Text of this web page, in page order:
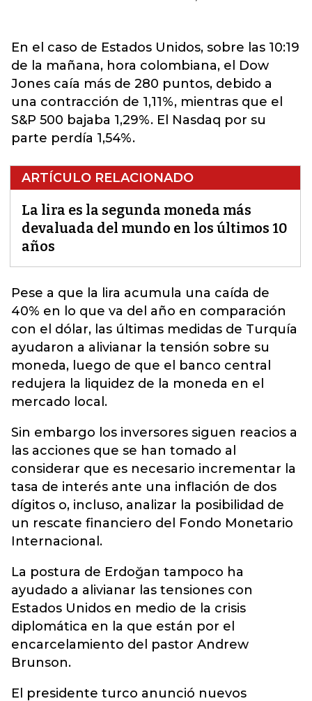
En el caso de Estados Unidos, sobre las 10:19
de la mañana, hora colombiana, el Dow
Jones caía más de 280 puntos, debido a
una contracción de 1,11%, mientras que el
S&P 500 bajaba 1,29%. El Nasdaq por su
parte perdía 1,54%.
ARTÍCULO RELACIONADO
La lira es la segunda moneda más
devaluada del mundo en los últimos 10
años
Pese a que la lira acumula una caída de
40% en lo que va del año en comparación
con el dólar, las últimas medidas de Turquía
ayudaron a alivianar la tensión sobre su
moneda, luego de que el banco central
redujera la liquidez de la moneda en el
mercado local.
Sin embargo los inversores siguen reacios a
las acciones que se han tomado al
considerar que es necesario incrementar la
tasa de interés ante una inflación de dos
dígitos o, incluso, analizar la posibilidad de
un rescate financiero del Fondo Monetario
Internacional.
La postura de Erdoğan tampoco ha
ayudado a alivianar las tensiones con
Estados Unidos en medio de la crisis
diplomática en la que están por el
encarcelamiento del pastor Andrew
Brunson.
El presidente turco anunció nuevos